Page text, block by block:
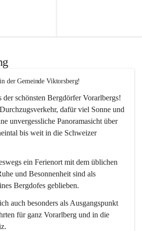
der Gemeinde Viktorsberg!
der schönsten Bergdörfer Vorarlbergs!
dafür viel Sonne und
unvergessliche Panoramasicht über
bis weit in die Schweizer
ein Ferienort mit dem üblichen
und Besonnenheit sind als
Bergdofes geblieben.
auch besonders als Ausgangspunkt
für ganz Vorarlberg und in die